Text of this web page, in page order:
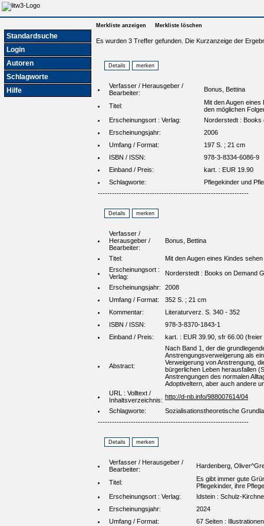
Standardsuche
Login
Autoren
Schlagworte
Hilfe
Merkliste anzeigen Merkliste löschen
Es wurden 3 Treffer gefunden. Die Kurzanzeige der
Verfasser / Herausgeber /
Bearbeiter:
Bonus, Bettina
Titel:
Mit den Augen
den möglichen
Erscheinungsort : Verlag:
Norderstedt : Books
Erscheinungsjahr:
2006
Umfang / Format:
197 S. ; 21 cm
ISBN / ISSN:
978-3-8334-6086-9
Einband / Preis:
kart. : EUR 19.90
Schlagworte:
Pflegekinder und
----------------------------------------------------------------
Verfasser /
Herausgeber /
Bearbeiter:
Bonus, Bettina
Titel:
Mit den Augen eines Kindes
Erscheinungsort :
Verlag:
Norderstedt : Books on Demand
Erscheinungsjahr:
2008
Umfang / Format:
352 S. ; 21 cm
Kommentar:
Literaturverz. S. 340 - 352
ISBN / ISSN:
978-3-8370-1843-1
Einband / Preis:
kart. : EUR 39.90, sfr 66.00 (freier
Abstract:
Nach Band 1, der die
Anstrengungsverweigerung als
Verweigerung von Anstrengung,
bürgerlichen Leben herausfallen
Anstrengungen des normalen
Adoptiveltern, aber auch andere
URL : Volltext /
Inhaltsverzeichnis: http://d-nb.info/988007614/04
Schlagworte:
Sozialisationstheoretische
----------------------------------------------------------------
Verfasser / Herausgeber /
Bearbeiter:
Hardenberg,
Titel:
Es gibt immer gute
Pflegekinder, ihre
Erscheinungsort : Verlag:
Idstein : Schulz-
Erscheinungsjahr:
2024
Umfang / Format:
67 Seiten :